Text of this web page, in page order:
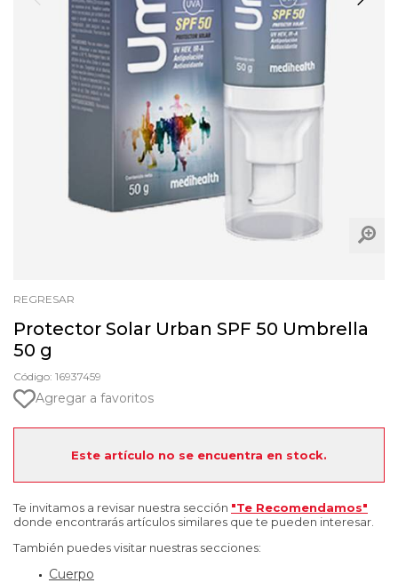
REGRESAR
Protector Solar Urban SPF 50 Umbrella
50 g
Código: 16937459
Agregar a favoritos
Este artículo no se encuentra en stock.
Te invitamos a revisar nuestra sección "Te Recomendamos"
donde encontrarás artículos similares que te pueden interesar.
También puedes visitar nuestras secciones:
Cuerpo